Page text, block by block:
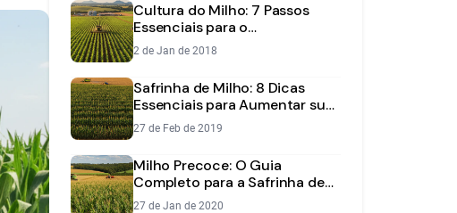
Cultura do Milho: 7 Passos
Essenciais para o
Planejamento da Semeadura
2 de Jan de 2018
Safrinha de Milho: 8 Dicas
Essenciais para Aumentar sua
Produtividade
27 de Feb de 2019
Milho Precoce: O Guia
Completo para a Safrinha de
Alta Produtividade
27 de Jan de 2020